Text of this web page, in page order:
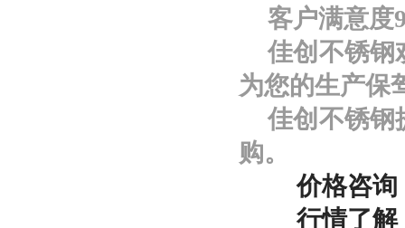
客户满意度
佳创不锈钢
为您的生产保
佳创不锈钢
购。
价格咨询
行情了解